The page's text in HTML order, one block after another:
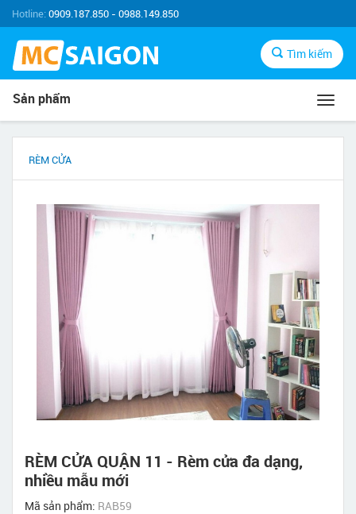
Hotline:0909.187.850 - 0988.149.850
Tìm kiếm
Sản phẩm
RÈM CỬA
RÈM CỬA QUẬN 11 - Rèm cửa đa dạng,
nhiều mẫu mới
Mã sản phẩm: RAB59